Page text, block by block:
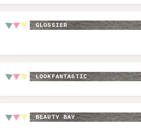
GLOSSIER
LOOKFANTASTIC
BEAUTY BAY